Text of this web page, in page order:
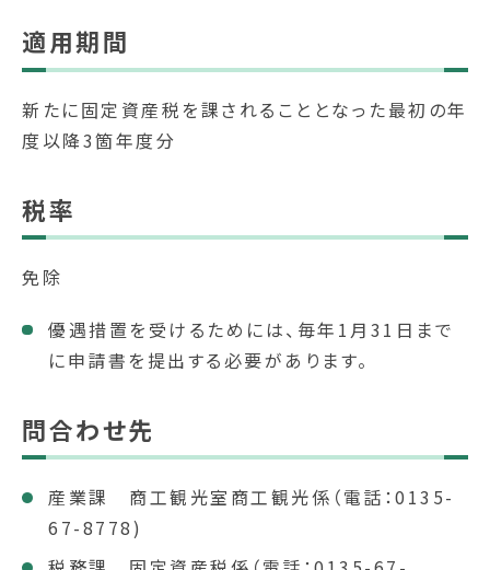
適用期間
新たに固定資産税を課されることとなった最初の年
度以降3箇年度分
税率
免除
優遇措置を受けるためには、毎年1月31日まで
に申請書を提出する必要があります。
問合わせ先
産業課 商工観光室商工観光係（電話：0135-
67-8778)